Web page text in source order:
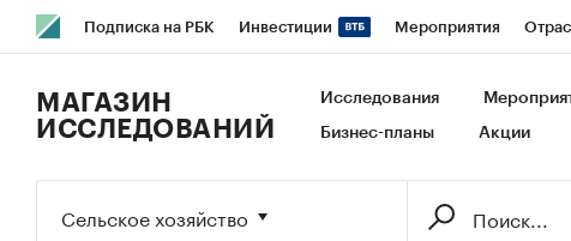
Подписка на РБК Инвестиции Мероприятия
Исследования Кредитные рейтинги Франшизы Газета
МАГАЗИН
ИССЛЕДОВАНИЙ
Исследования
Бизнес-планы Акции
Сельское хозяйство